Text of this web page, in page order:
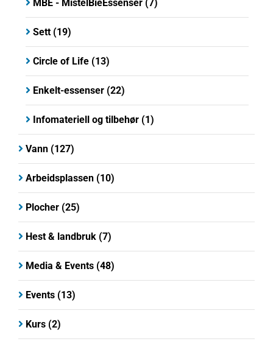
MBE - MistelBieEssenser (7)
Sett (19)
Circle of Life (13)
Enkelt-essenser (22)
Infomateriell og tilbehør (1)
Vann (127)
Arbeidsplassen (10)
Plocher (25)
Hest & landbruk (7)
Media & Events (48)
Events (13)
Kurs (2)